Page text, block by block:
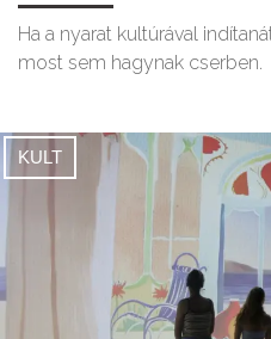
Ha a nyarat kultúrával
most sem hagynak cserben.
KULT